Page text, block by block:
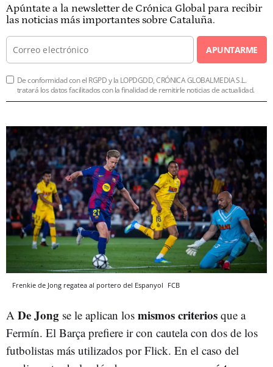
Apúntate a la newsletter de Crónica Global para recibir
las noticias más importantes sobre Cataluña.
APUNTARME
De conformidad con el RGPD y la LOPDGDD, CRÓNICA GLOBALMEDIA S.L.
tratará los datos facilitados con la finalidad de remitirle noticias de actualidad.
Frenkie de Jong regatea al portero del Espanyol FCB
A De Jong se le aplican los mismos criterios que a
Fermín. El Barça prefiere ir con cautela con dos de los
futbolistas más utilizados por Flick. En el caso del